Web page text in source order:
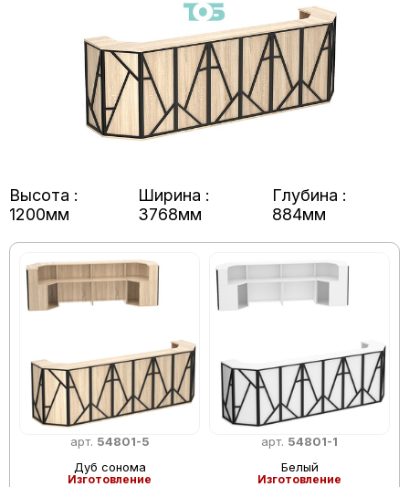
Высота :
1200мм
Ширина :
3768мм
Глубина :
884мм
арт. 54801-5
Дуб сонома
Изготовление
арт. 54801-1
Белый
Изготовление